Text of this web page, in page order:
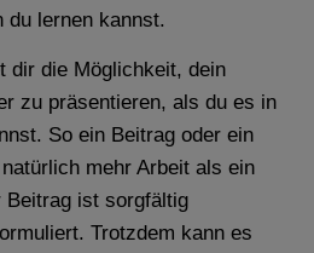
du lernen kannst.
dir die Möglichkeit, dein
zu präsentieren, als du es in
So ein Beitrag oder ein
mehr Arbeit als ein
Beitrag ist sorgfältig
Trotzdem kann es